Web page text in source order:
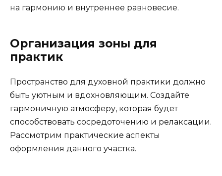
на гармонию и внутреннее равновесие.
Организация зоны для
практик
Пространство для духовной практики должно
быть уютным и вдохновляющим. Создайте
гармоничную атмосферу, которая будет
способствовать сосредоточению и релаксации.
Рассмотрим практические аспекты
оформления данного участка.